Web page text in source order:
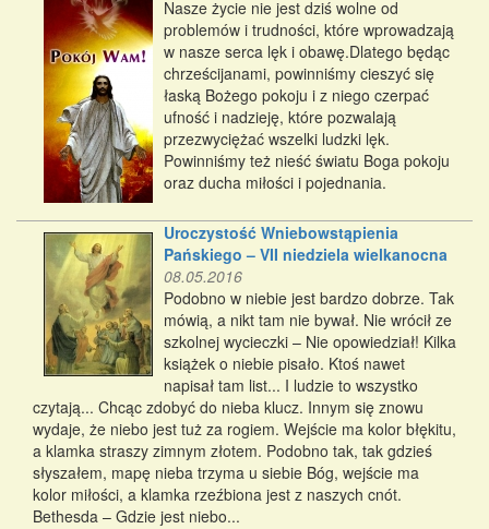
Nasze życie nie jest dziś wolne od
problemów i trudności, które wprowadzają
w nasze serca lęk i obawę.Dlatego będąc
chrześcijanami, powinniśmy cieszyć się
łaską Bożego pokoju i z niego czerpać
ufność i nadzieję, które pozwalają
przezwyciężać wszelki ludzki lęk.
Powinniśmy też nieść światu Boga pokoju
oraz ducha miłości i pojednania.
Uroczystość Wniebowstąpienia
Pańskiego – VII niedziela wielkanocna
08.05.2016
Podobno w niebie jest bardzo dobrze. Tak
mówią, a nikt tam nie bywał. Nie wrócił ze
szkolnej wycieczki – Nie opowiedział! Kilka
książek o niebie pisało. Ktoś nawet
napisał tam list... I ludzie to wszystko
czytają... Chcąc zdobyć do nieba klucz. Innym się znowu
wydaje, że niebo jest tuż za rogiem. Wejście ma kolor błękitu,
a klamka straszy zimnym złotem. Podobno tak, tak gdzieś
słyszałem, mapę nieba trzyma u siebie Bóg, wejście ma
kolor miłości, a klamka rzeźbiona jest z naszych cnót.
Bethesda – Gdzie jest niebo...